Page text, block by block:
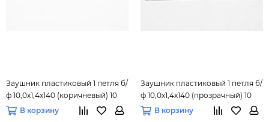
Заушник пластиковый 1 петля б/
ф 10,0х1,4х140 (коричневый) 10
пар В корзину
Заушник пластиковый 1 петля б/
ф 10,0х1,4х140 (прозрачный) 10
пар В корзину